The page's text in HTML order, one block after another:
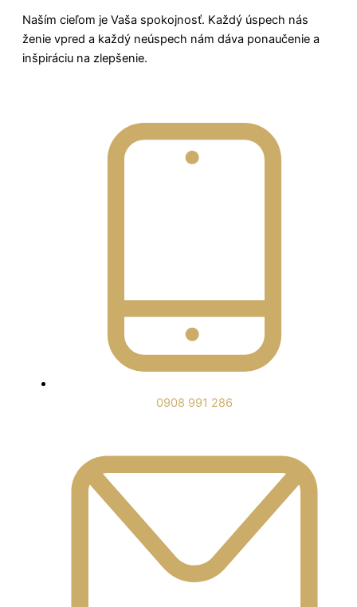
Naším cieľom je Vaša spokojnosť. Každý úspech nás
ženie vpred a každý neúspech nám dáva ponaučenie a
inšpiráciu na zlepšenie.
0908 991 286